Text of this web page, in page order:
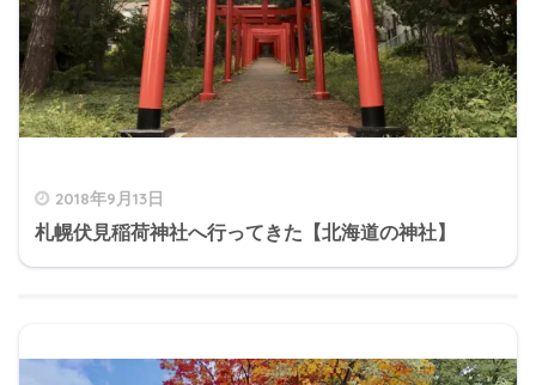
2018年9月13日
札幌伏見稲荷神社へ行ってきた【北海道の神社】